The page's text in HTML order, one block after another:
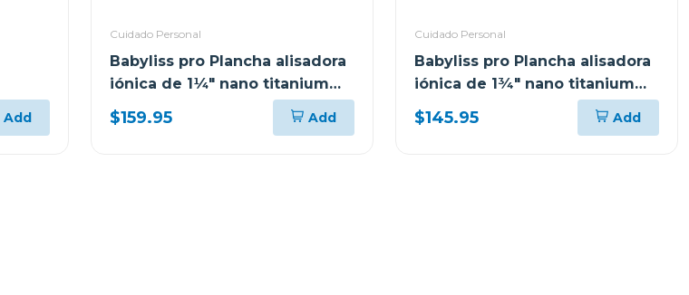
Add
Cuidado Personal
Babyliss pro Plancha alisadora
iónica de 1¼" nano titanium
9125tux
$159.95 Add
Cuidado Personal
Babyliss pro Plancha alisadora
iónica de 1¾" nano titanium
4094tux
$145.95 Add